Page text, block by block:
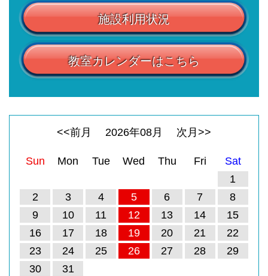
施設利用状況
教室カレンダーはこちら
<<前月 2026年08月 次月>>
Sun Mon Tue Wed Thu Fri
Sat
1
2
3 4 5 6 7
8
9
10 11 12 13 14
15
16
17 18 19 20 21
22
23
24 25 26 27 28
29
30
31